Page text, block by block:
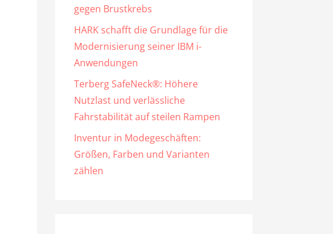
gegen Brustkrebs
HARK schafft die Grundlage für die
Modernisierung seiner IBM i-
Anwendungen
Terberg SafeNeck®: Höhere
Nutzlast und verlässliche
Fahrstabilität auf steilen Rampen
Inventur in Modegeschäften:
Größen, Farben und Varianten
zählen